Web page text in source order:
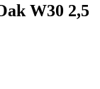
W30 2,5